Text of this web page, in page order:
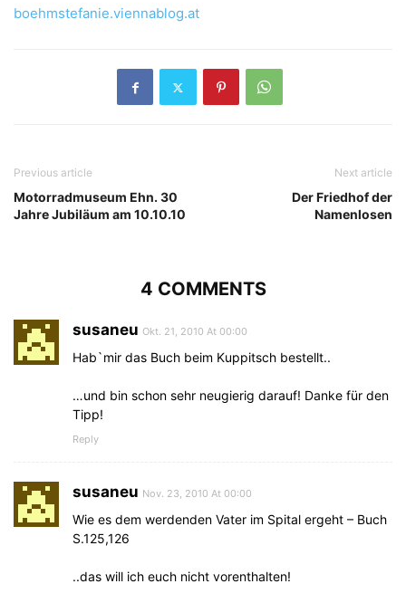
boehmstefanie.viennablog.at
Previous article
Motorradmuseum Ehn. 30
Jahre Jubiläum am 10.10.10
Next article
Der Friedhof der
Namenlosen
4 COMMENTS
susaneu Okt. 21, 2010 At 00:00
Hab`mir das Buch beim Kuppitsch bestellt..
…und bin schon sehr neugierig darauf! Danke für den
Tipp!
Reply
susaneu Nov. 23, 2010 At 00:00
Wie es dem werdenden Vater im Spital ergeht – Buch
S.125,126
..das will ich euch nicht vorenthalten!